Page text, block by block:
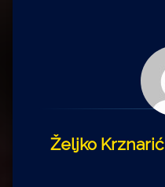
Željko Krznarić